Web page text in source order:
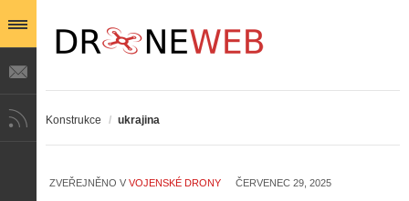
Konstrukce / ukrajina
ZVEŘEJNĚNO V VOJENSKÉ DRONY ČERVENEC 29, 2025